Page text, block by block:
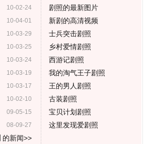
10-02-24
10-04-01
10-03-29
10-03-25
10-03-24
10-03-19
10-03-17
10-02-10
09-05-15
08-09-27
的新闻>>
剧照的最新图片
新剧的高清视频
士兵突击剧照
乡村爱情剧照
西游记剧照
我的淘气王子剧照
王的男人剧照
古装剧照
宝贝计划剧照
这里发现爱剧照